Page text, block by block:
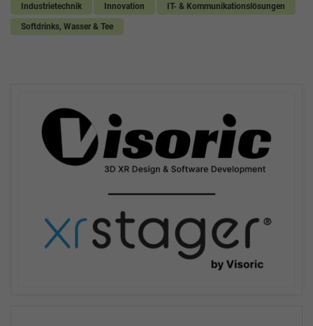
Industrietechnik Innovation IT- & Kommunikationslösungen
Softdrinks, Wasser & Tee